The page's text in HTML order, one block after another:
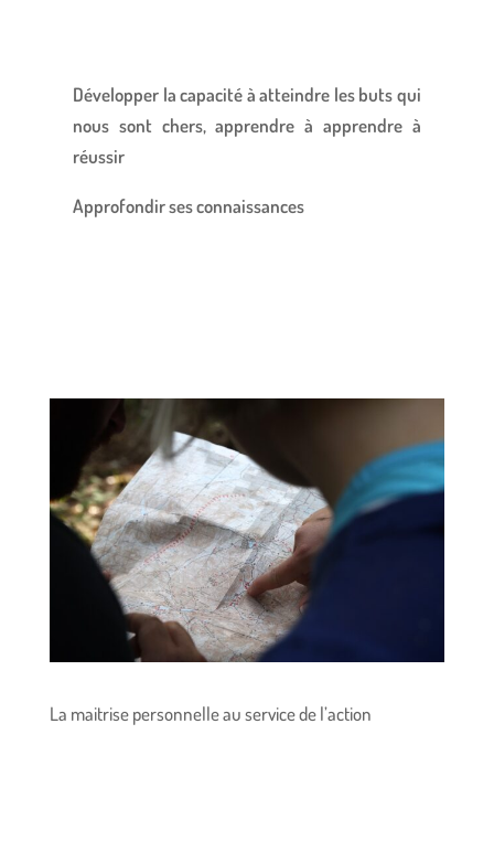
Développer la capacité à atteindre les buts qui
nous sont chers, apprendre à apprendre à
réussir
Approfondir ses connaissances
La maitrise personnelle au service de l’action